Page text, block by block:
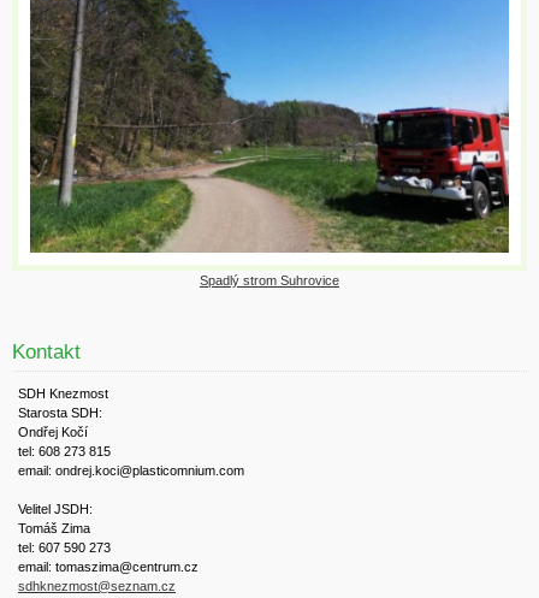
Spadlý strom Suhrovice
Kontakt
SDH Knezmost
Starosta SDH:
Ondřej Kočí
tel: 608 273 815
email: ondrej.koci@plasticomnium.com
Velitel JSDH:
Tomáš Zima
tel: 607 590 273
email: tomaszima@centrum.cz
sdhknezmost@seznam.cz